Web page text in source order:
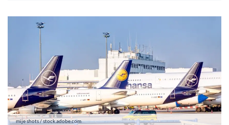
mije shots / stock.adobe.com